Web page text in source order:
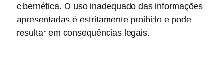
cibernética. O uso inadequado das informações
apresentadas é estritamente proibido e pode
resultar em consequências legais.